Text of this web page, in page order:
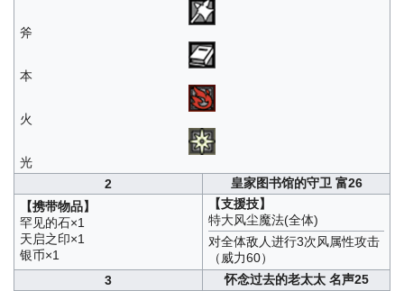
斧
本
火
光
2
皇家图书馆的守卫 富26
【携带物品】
罕见的石×1
天启之印×1
银币×1
【支援技】
特大风尘魔法(全体)
对全体敌人进行3次风属性攻击
（威力60）
3
怀念过去的老太太 名声25